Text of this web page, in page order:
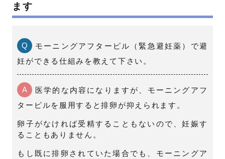
ます
Q
モーニングアフターピル（緊急避妊薬）で避
妊ができる仕組みを教えて下さい。
A
医学的な内容になりますが、モーニングアフ
ターピルを服用すると排卵が抑えられます。
卵子がなければ受精することもないので、妊娠す
ることもありません。
もし既に排卵されていた場合でも、モーニングア